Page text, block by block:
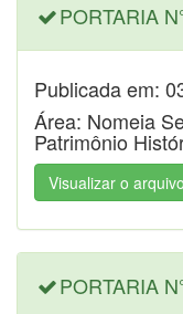
PORTARIA
Publicada em:
Área: Nomeia
Patrimônio
Visualizar o
PORTARIA